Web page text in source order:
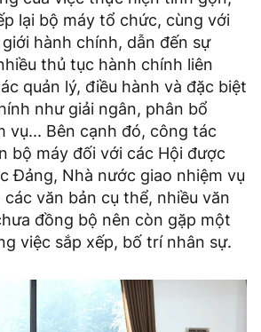
lại bộ máy tổ chức, cùng với
hành chính, dẫn đến sự
thủ tục hành chính liên
quản lý, điều hành và đặc biệt
như giải ngân, phân bổ
vụ... Bên cạnh đó, công tác
bộ máy đối với các Hội được
Đảng, Nhà nước giao nhiệm vụ
văn bản cụ thể, nhiều văn
đồng bộ nên còn gặp một
việc sắp xếp, bố trí nhân sự.